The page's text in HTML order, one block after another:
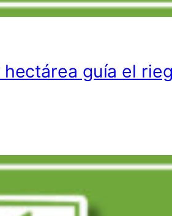
hectárea guía el